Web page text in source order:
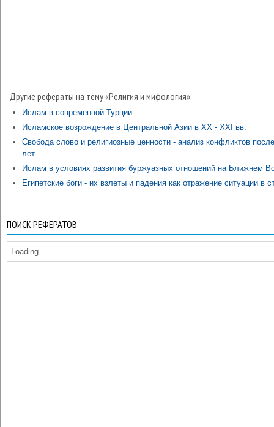
Другие рефераты на тему «Религия и мифология»:
Ислам в современной Турции
Исламское возрождение в Центральной Азии в XX - XXI вв.
Свобода слово и религиозные ценности - анализ конфликтов
лет
Ислам в условиях развития буржуазных отношений на Ближнем
Египетские боги - их взлеты и падения как отражение ситуации в
ПОИСК РЕФЕРАТОВ
Loading